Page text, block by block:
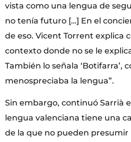
vista como una lengua de
no tenía futuro […] En el
de eso. Vicent Torrent explica
contexto donde no se le
También lo señala ‘Botifarra’,
menospreciaba la lengua”.
Sin embargo, continuó Sarrià
lengua valenciana tiene una
de la que no pueden presumir